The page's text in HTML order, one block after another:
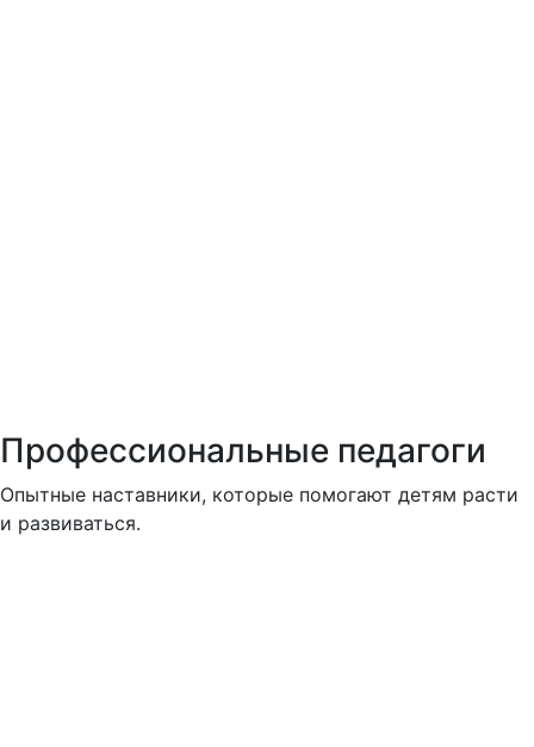
Профессиональные педагоги
Опытные наставники, которые помогают детям расти
и развиваться.